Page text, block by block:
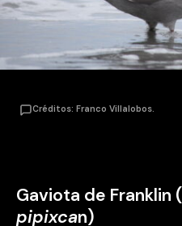
Créditos: Franco Villalobos.
Gaviota de Franklin (
pipixcan)